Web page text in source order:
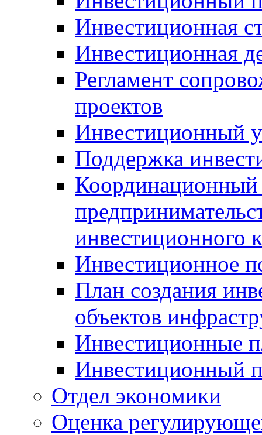
Инвестиционная
Инвестиционная
Регламент
проектов
Инвестиционный
Поддержка
Координационный
инвестиционного
Инвестиционное
План создания
объектов
Инвестиционные
Инвестиционный
Отдел экономики
Оценка